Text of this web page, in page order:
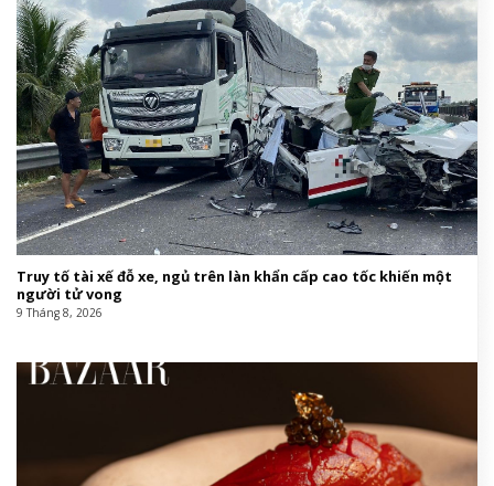
Truy tố tài xế đỗ xe, ngủ trên làn khẩn cấp cao tốc khiến một
người tử vong
9 Tháng 8, 2026